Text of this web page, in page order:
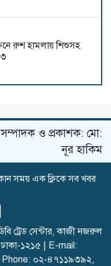
রুশ হামলায় শিশুসহ
শিক্ষকসহ নিহত ৭
হুথিদের হামলা,
নিয়ে ওমানের সঙ্গে চুক্তি
সম্পাদক ও প্রকাশক: মো:
নূর হাকিম
সময় এক ক্লিকে সব খবর
ট্রেড সেন্টার, কাজী নজরুল
১২১৫ | E-mail:
| Phone: ০২-৪৭১১৯৩৯২,